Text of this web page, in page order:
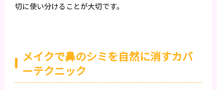
切に使い分けることが大切です。
メイクで鼻のシミを自然に消すカバ
ーテクニック